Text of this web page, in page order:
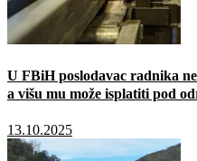
U FBiH poslodavac radnika
a višu mu može isplatiti pod
13.10.2025